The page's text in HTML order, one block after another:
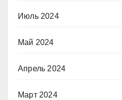
Июль 2024
Май 2024
Апрель 2024
Март 2024